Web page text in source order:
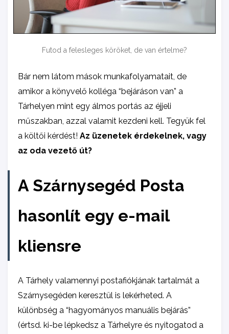
Futod a felesleges köröket, de van értelme?
Bár nem látom mások munkafolyamatait, de
amikor a könyvelő kolléga “bejáráson van” a
Tárhelyen mint egy álmos portás az éjjeli
műszakban, azzal valamit kezdeni kell. Tegyük fel
a költői kérdést! Az üzenetek érdekelnek, vagy
az oda vezető út?
A Szárnysegéd Posta
hasonlít egy e-mail
kliensre
A Tárhely valamennyi postafiókjának tartalmát a
Szárnysegéden keresztül is lekérheted. A
különbség a “hagyományos manuális bejárás”
(értsd. ki-be lépkedsz a Tárhelyre és nyitogatod a